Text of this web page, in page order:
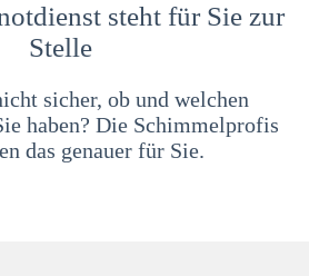
steht für Sie zur
Stelle
sicher, ob und welchen
haben? Die Schimmelprofis
das genauer für Sie.